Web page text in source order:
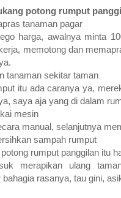
potong rumput
tanaman pagar
harga, awalnya minta
memotong dan
tanaman sekitar taman
itu ada caranya ya,
saya aja yang di dalam
mesin
manual, selanjutnya
sampah rumput
rumput panggilan itu
merapikan ulang
rasanya, tau gini,